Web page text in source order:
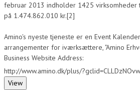
februar 2013 indholder 1425
på 1.474.862.010 kr.[2]
Amino's nyeste tjeneste er en Event
arrangementer for iværksættere, "Amino
Business Website Address:
http://www.amino.dk/plus/